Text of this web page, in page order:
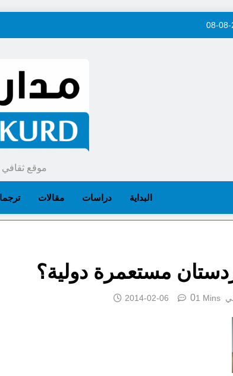
موقع
البداية دراسات مقالات
مستعمرة دولية؟
2014-02-06 01 Mins